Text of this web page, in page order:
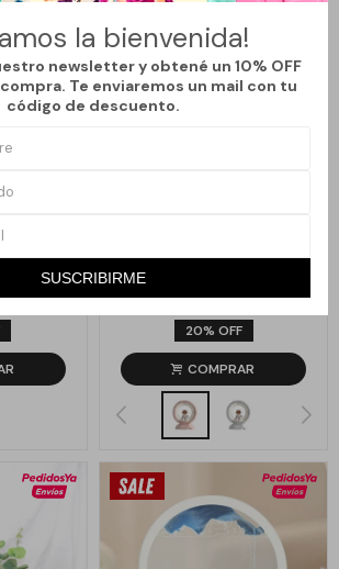
la bienvenida!
newsletter y obtené un 10% OFF
Te enviaremos un mail con tu
código de descuento.
SUSCRIBIRME
2 hs
LÁMPARA VELADORA
ASTRONAUTA EN ANILLO DE LUZ
- ROSA CLARO
$952
1.190
20